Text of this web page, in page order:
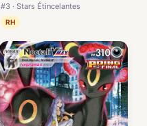
#3 · Stars Étincelantes
RH